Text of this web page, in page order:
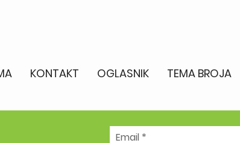
KONTAKT OGLASNIK TEMA BROJA